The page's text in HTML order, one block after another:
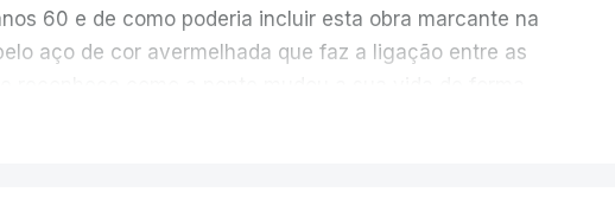
60 e de como poderia incluir esta obra marcante na
aço de cor avermelhada que faz a ligação entre as